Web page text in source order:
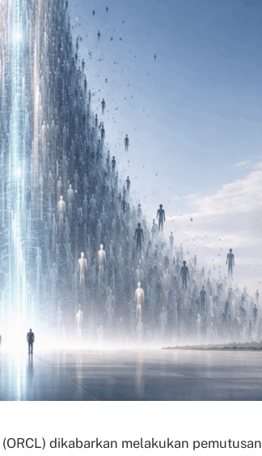
dikabarkan melakukan pemutusan